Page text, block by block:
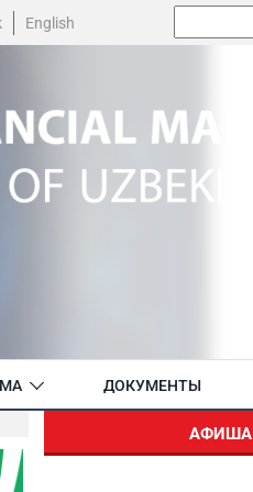
English
ДОКУМЕНТЫ
АФИША